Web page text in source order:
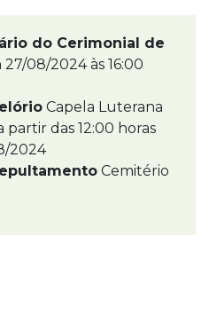
do Cerimonial de
27/08/2024 às 16:00
Capela Luterana
partir das 12:00 horas
2024
Cemitério